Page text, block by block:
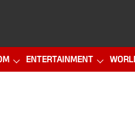
ENTERTAINMENT